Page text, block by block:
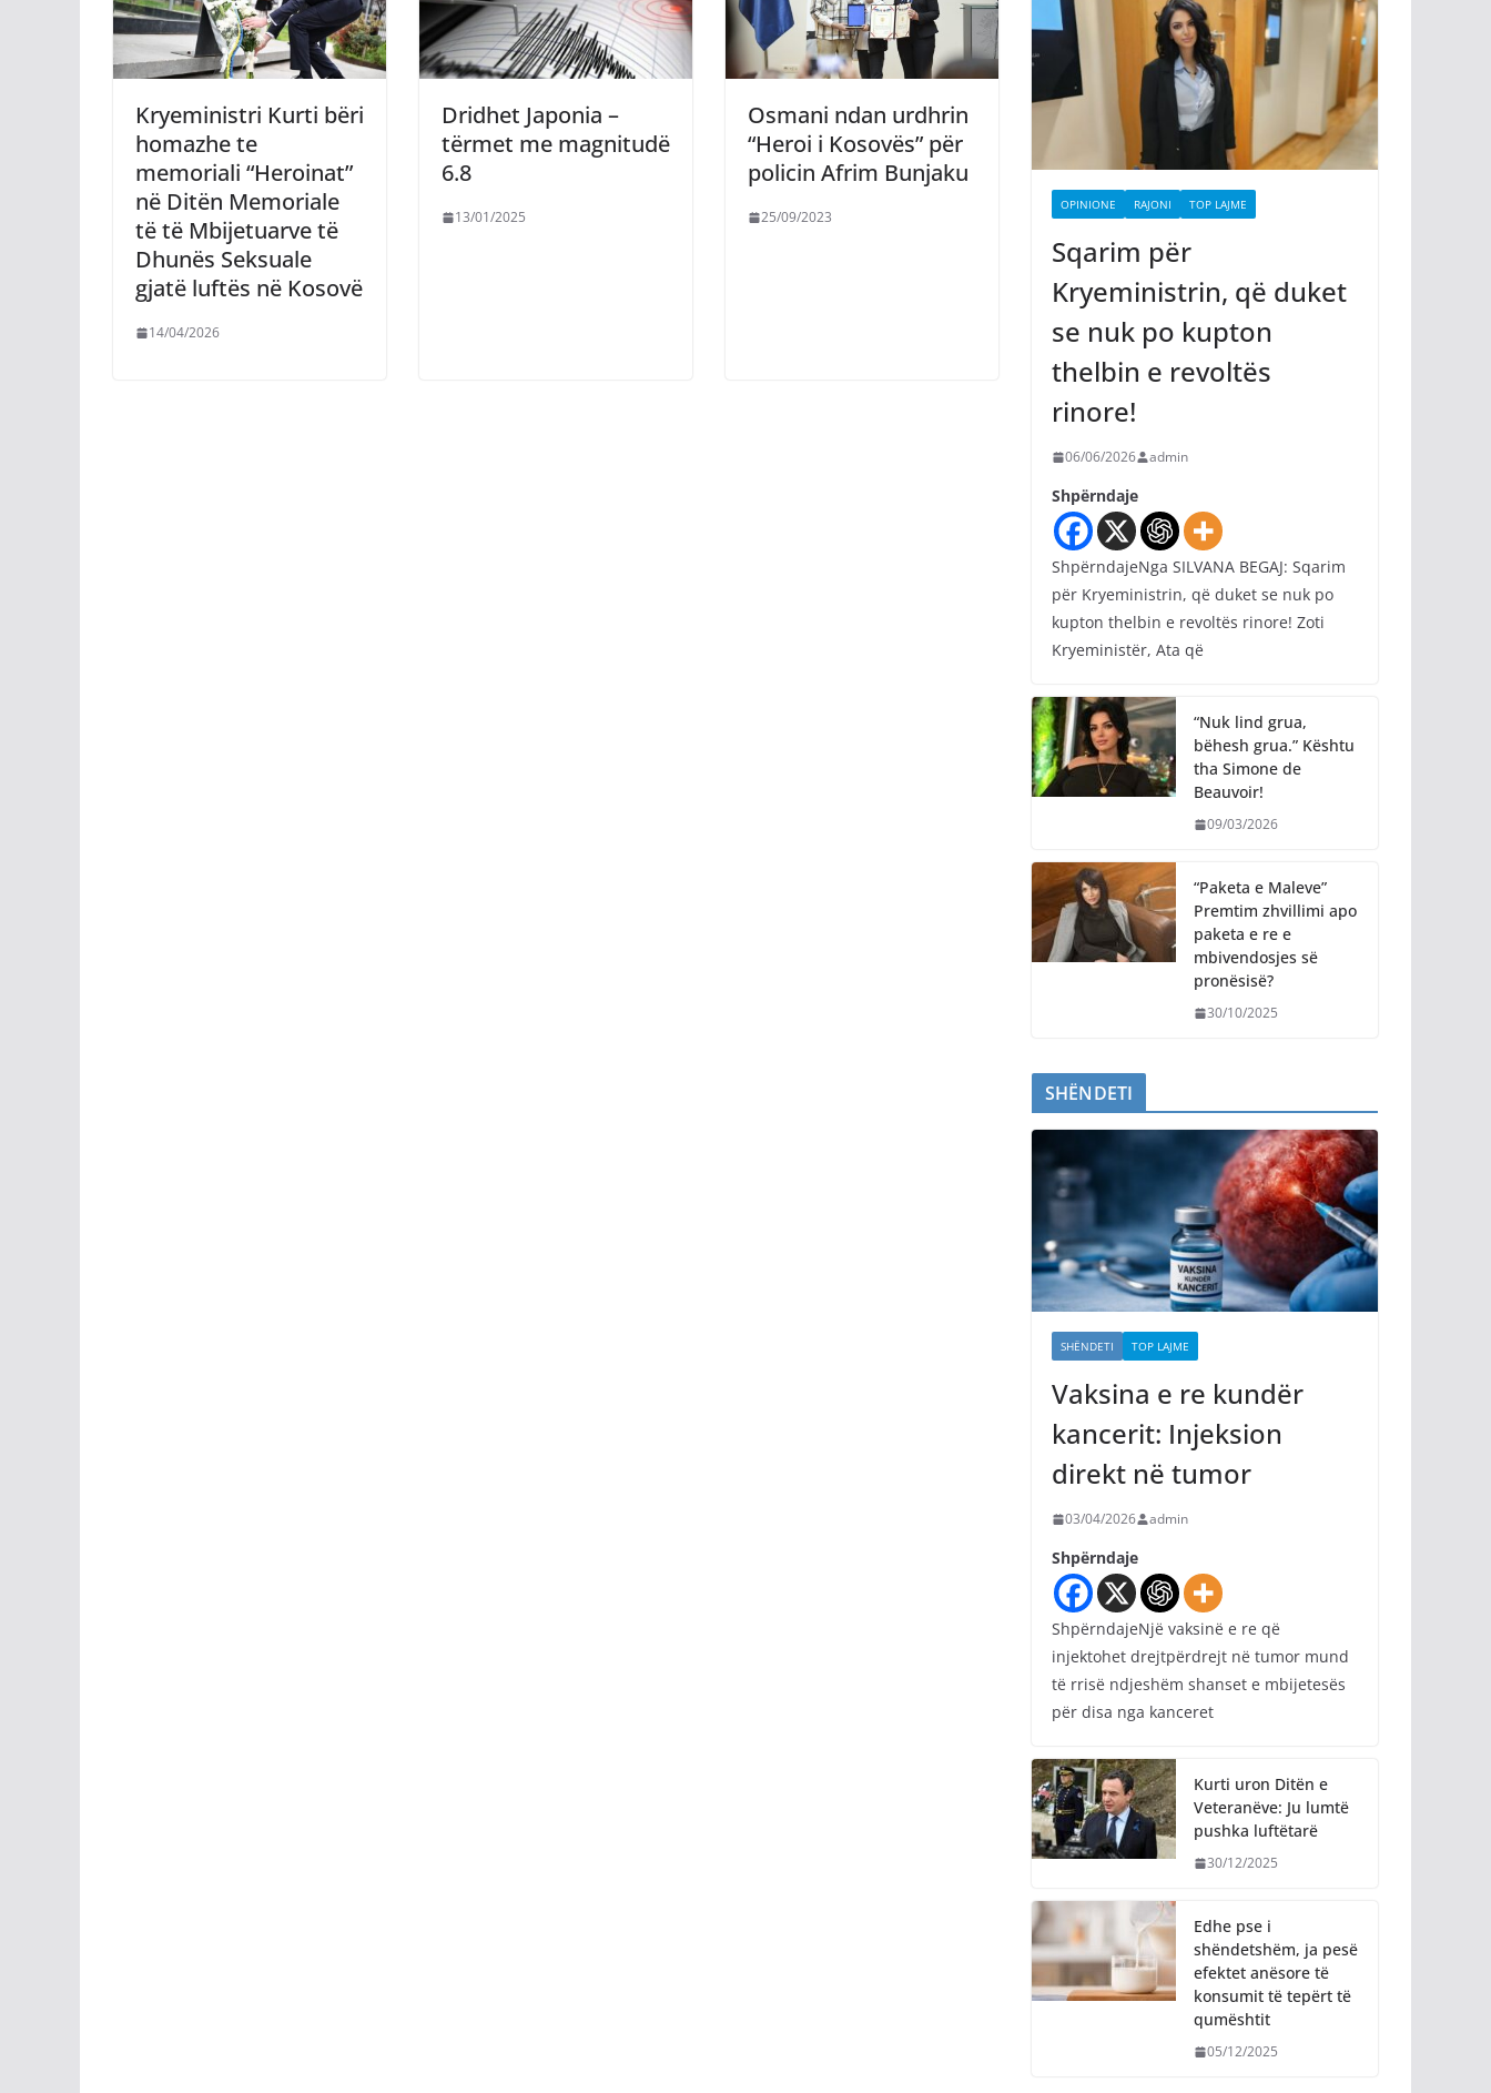
Kryeministri Kurti bëri
homazhe te
memoriali “Heroinat”
në Ditën Memoriale
të të Mbijetuarve të
Dhunës Seksuale
gjatë luftës në Kosovë
14/04/2026
Dridhet Japonia –
tërmet me magnitudë
6.8
13/01/2025
Osmani ndan urdhrin
“Heroi i Kosovës” për
policin Afrim Bunjaku
25/09/2023
OPINIONE RAJONI TOP LAJME
Sqarim për
Kryeministrin, që duket
se nuk po kupton
thelbin e revoltës
rinore!
06/06/2026 admin
Shpërndaje
ShpërndajeNga SILVANA BEGAJ: Sqarim
për Kryeministrin, që duket se nuk po
kupton thelbin e revoltës rinore! Zoti
Kryeministër, Ata që
“Nuk lind grua,
bëhesh grua.” Kështu
tha Simone de
Beauvoir!
09/03/2026
“Paketa e Maleve”
Premtim zhvillimi apo
paketa e re e
mbivendosjes së
pronësisë?
30/10/2025
SHËNDETI
SHËNDETI TOP LAJME
Vaksina e re kundër
kancerit: Injeksion
direkt në tumor
03/04/2026 admin
Shpërndaje
ShpërndajeNjë vaksinë e re që
injektohet drejtpërdrejt në tumor mund
të rrisë ndjeshëm shanset e mbijetesës
për disa nga kanceret
Kurti uron Ditën e
Veteranëve: Ju lumtë
pushka luftëtarë
30/12/2025
Edhe pse i
shëndetshëm, ja pesë
efektet anësore të
konsumit të tepërt të
qumështit
05/12/2025